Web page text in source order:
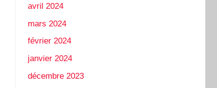
avril 2024
mars 2024
février 2024
janvier 2024
décembre 2023